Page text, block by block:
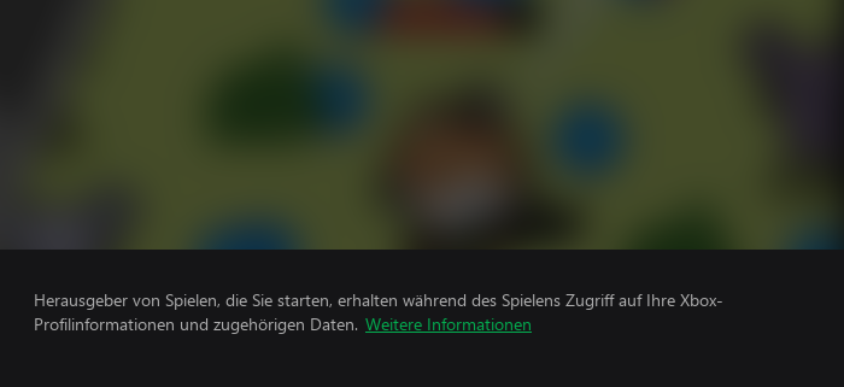
Herausgeber von Spielen, die Sie starten, erhalten während des Spielens Zugriff auf Ihre Xbox-
Profilinformationen und zugehörigen Daten. Weitere Informationen